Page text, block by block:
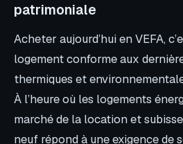
patrimoniale
Acheter aujourd’hui en VEFA,
logement conforme aux
thermiques et
À l’heure où les logements
marché de la location et
neuf répond à une exigence de